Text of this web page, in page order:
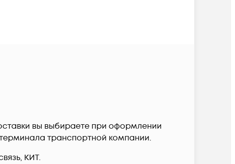
вы выбираете при оформлении
транспортной компании.
КИТ.